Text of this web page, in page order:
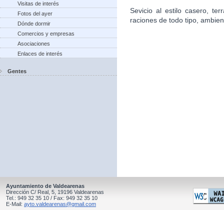
Visitas de interés
Fotos del ayer
Dónde dormir
Comercios y empresas
Asociaciones
Enlaces de interés
Gentes
Sevicio al estilo casero,
raciones de todo tipo,
Ayuntamiento de Valdearenas
Dirección C/ Real, 5, 19196 Valdearenas
Tel.: 949 32 35 10 / Fax: 949 32 35 10
E-Mail: ayto.valdearenas@gmail.com